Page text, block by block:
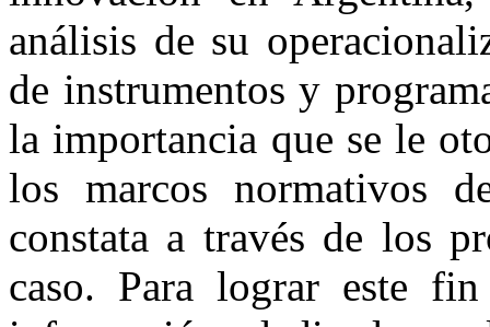
análisis de su
de instrumentos y
la importancia que se le
los marcos normativos
constata a través de los
caso. Para lograr este